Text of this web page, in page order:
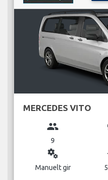
MERCEDES VITO
group
9
miscellaneous_services
Manuelt gir